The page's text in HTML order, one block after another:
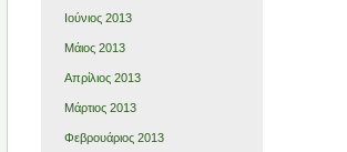
Ιούνιος 2013
Μάιος 2013
Απρίλιος 2013
Μάρτιος 2013
Φεβρουάριος 2013